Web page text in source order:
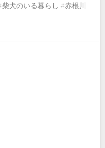
犬のいる暮らし #赤根川